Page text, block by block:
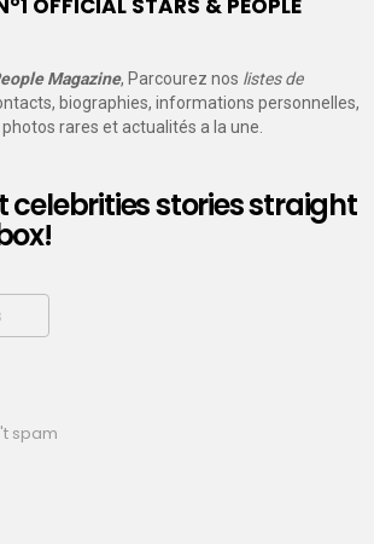
OFFICIAL STARS & PEOPLE
Magazine, Parcourez nos listes de
biographies, informations personnelles,
rares et actualités a la une.
celebrities stories straight
spam